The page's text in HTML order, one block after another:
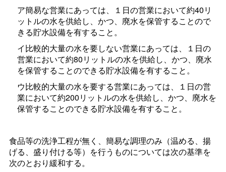
ア簡易な営業にあっては、１日の営業において約40リ
ットルの水を供給し、かつ、廃水を保管することので
きる貯水設備を有すること。
イ比較的大量の水を要しない営業にあっては、１日の
営業において約80リットルの水を供給し、かつ、廃水
を保管することのできる貯水設備を有すること。
ウ比較的大量の水を要する営業にあっては、１日の営
業において約200リットルの水を供給し、かつ、廃水を
保管することのできる貯水設備を有すること。
食品等の洗浄工程が無く、簡易な調理のみ（温める、揚
げる、盛り付ける等）を行うものについては次の基準を
次のとおり緩和する。